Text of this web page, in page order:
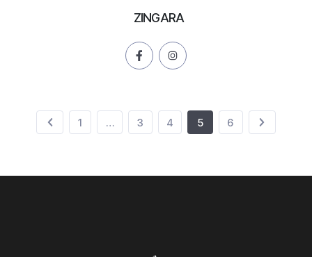
ZINGARA
1 … 3 4 5 6